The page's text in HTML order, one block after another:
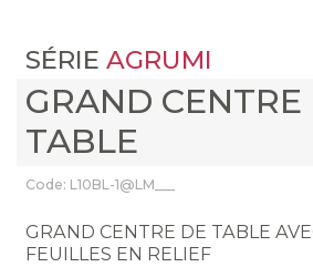
SÉRIE AGRUMI
GRAND CENTRE
TABLE
Code: L10BL-1@LM___
GRAND CENTRE DE TABLE
FEUILLES EN RELIEF